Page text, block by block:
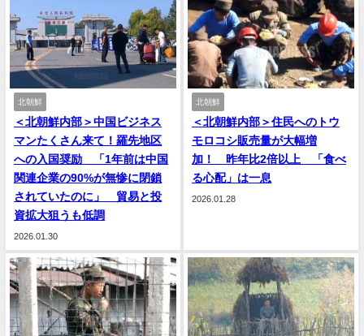
北朝鮮
＜北朝鮮内部＞中国ビジネス
マンたくさん来て！羅先地区
への入国奨励 「1年前は中国
関連企業の90%が無惨に閉鎖
されていたのに」 貿易と投
資拡大狙うも低調
2026.01.30
北朝鮮
＜北朝鮮内部＞住民へのトウ
モロコシ販売量が大幅増
加！ 昨年比2倍以上 「食べ
る心配」は一息
2026.01.28